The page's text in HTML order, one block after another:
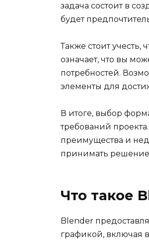
задача состоит в
будет
Также стоит
означает, что вы
потребностей.
элементы для
В итоге, выбор
требований
преимущества и
принимать решение
Что такое
Blender
графикой, включая